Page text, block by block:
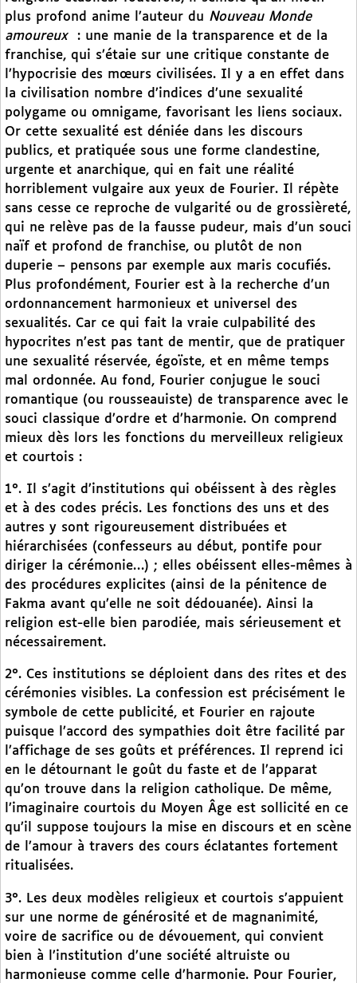
plus profond anime l’auteur du Nouveau Monde
amoureux
: une manie de la transparence et de la
franchise, qui s’étaie sur une critique constante de
l’hypocrisie des mœurs civilisées. Il y a en effet dans
la civilisation nombre d’indices d’une sexualité
polygame ou omnigame, favorisant les liens sociaux.
Or cette sexualité est déniée dans les discours
publics, et pratiquée sous une forme clandestine,
urgente et anarchique, qui en fait une réalité
horriblement vulgaire aux yeux de Fourier. Il répète
sans cesse ce reproche de vulgarité ou de grossièreté,
qui ne relève pas de la fausse pudeur, mais d’un souci
naïf et profond de franchise, ou plutôt de non
duperie – pensons par exemple aux maris cocufiés.
Plus profondément, Fourier est à la recherche d’un
ordonnancement harmonieux et universel des
sexualités. Car ce qui fait la vraie culpabilité des
hypocrites n’est pas tant de mentir, que de pratiquer
une sexualité réservée, égoïste, et en même temps
mal ordonnée. Au fond, Fourier conjugue le souci
romantique (ou rousseauiste) de transparence avec le
souci classique d’ordre et d’harmonie. On comprend
mieux dès lors les fonctions du merveilleux religieux
et courtois :
1°. Il s’agit d’institutions qui obéissent à des règles
et à des codes précis. Les fonctions des uns et des
autres y sont rigoureusement distribuées et
hiérarchisées (confesseurs au début, pontife pour
diriger la cérémonie…) ; elles obéissent elles-mêmes à
des procédures explicites (ainsi de la pénitence de
Fakma avant qu’elle ne soit dédouanée). Ainsi la
religion est-elle bien parodiée, mais sérieusement et
nécessairement.
2°. Ces institutions se déploient dans des rites et des
cérémonies visibles. La confession est précisément le
symbole de cette publicité, et Fourier en rajoute
puisque l’accord des sympathies doit être facilité par
l’affichage de ses goûts et préférences. Il reprend ici
en le détournant le goût du faste et de l’apparat
qu’on trouve dans la religion catholique. De même,
l’imaginaire courtois du Moyen Âge est sollicité en ce
qu’il suppose toujours la mise en discours et en scène
de l’amour à travers des cours éclatantes fortement
ritualisées.
3°. Les deux modèles religieux et courtois s’appuient
sur une norme de générosité et de magnanimité,
voire de sacrifice ou de dévouement, qui convient
bien à l’institution d’une société altruiste ou
harmonieuse comme celle d’harmonie. Pour Fourier,